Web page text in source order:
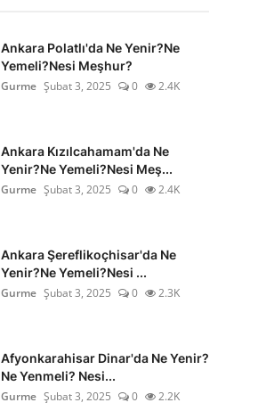
Ankara Polatlı'da Ne Yenir?Ne
Yemeli?Nesi Meşhur?
Gurme Şubat 3, 2025 0 2.4K
Ankara Kızılcahamam'da Ne
Yenir?Ne Yemeli?Nesi Meş...
Gurme Şubat 3, 2025 0 2.4K
Ankara Şereflikoçhisar'da Ne
Yenir?Ne Yemeli?Nesi ...
Gurme Şubat 3, 2025 0 2.3K
Afyonkarahisar Dinar'da Ne Yenir?
Ne Yenmeli? Nesi...
Gurme Şubat 3, 2025 0 2.2K